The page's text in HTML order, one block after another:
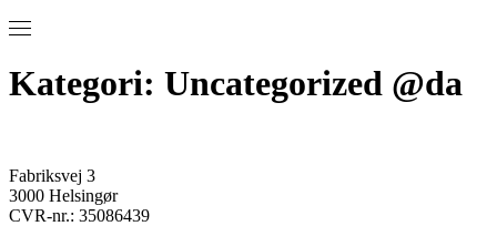
Kategori: Uncategorized @da
Fabriksvej 3
3000 Helsingør
CVR-nr.: 35086439